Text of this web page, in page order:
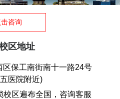
击咨询
区地址
区保工南街南十一路24号
医院附近)
校区遍布全国，咨询客服